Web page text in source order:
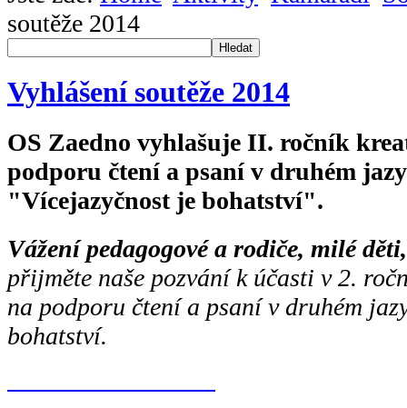
soutěže 2014
Hledat
Vyhlášení soutěže 2014
OS Zaedno vyhlašuje II. ročník
podporu čtení a psaní v druhém
"Vícejazyčnost je bohatství".
Vážení pedagogové a rodiče, milé děti,
přijměte naše pozvání k účasti v 2.
na podporu čtení a psaní v druhém
bohatství.